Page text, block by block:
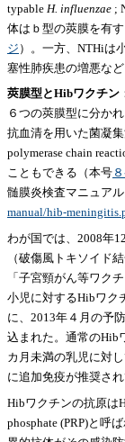
typable H. influenzae ;
体はｂ型の莢膜を有
ジ ）。一方、NTHiは
塞性肺疾患の増悪な
莢膜型とHibワクチン
６つの莢膜型に分か
抗血清を用いた菌凝
polymerase chain
こともできる（本号
髄膜炎検査マニュアル
manual/hib-
わが国では、2008年
（破傷風トキソイド
「子宮頸がん等ワク
小児に対するHibワク
に、2013年４月の予
込まれた。通常のHib
カ月未満の乳児に対
に追加免疫が推奨さ
Hibワクチンの抗原は
phosphate (PRP)と呼